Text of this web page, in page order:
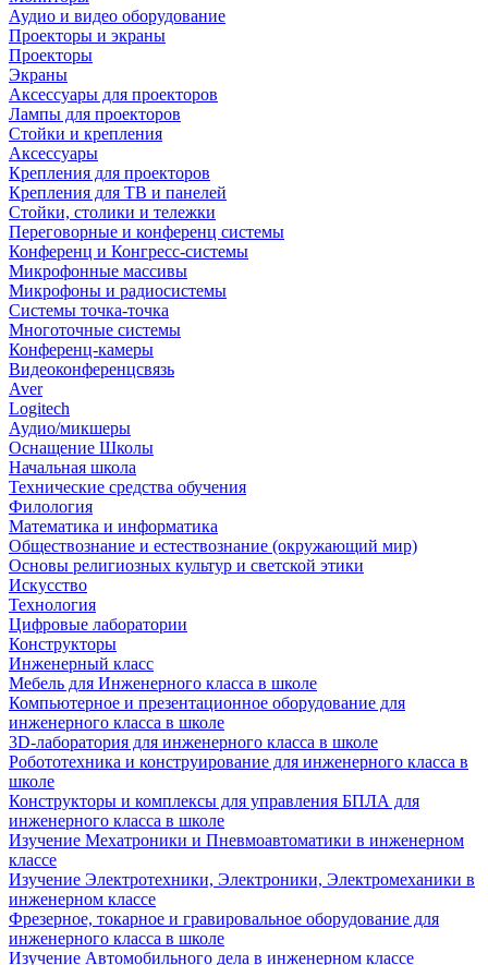
Аудио и видео оборудование
Проекторы и экраны
Проекторы
Экраны
Аксессуары для проекторов
Лампы для проекторов
Стойки и крепления
Аксессуары
Крепления для проекторов
Крепления для ТВ и панелей
Стойки, столики и тележки
Переговорные и конференц системы
Конференц и Конгресс-системы
Микрофонные массивы
Микрофоны и радиосистемы
Системы точка-точка
Многоточные системы
Конференц-камеры
Видеоконференцсвязь
Aver
Logitech
Аудио/микшеры
Оснащение Школы
Начальная школа
Технические средства обучения
Филология
Математика и информатика
Обществознание и естествознание (окружающий мир)
Основы религиозных культур и светской этики
Искусство
Технология
Цифровые лаборатории
Конструкторы
Инженерный класс
Мебель для Инженерного класса в школе
Компьютерное и презентационное оборудование для
инженерного класса в школе
3D-лаборатория для инженерного класса в школе
Робототехника и конструирование для инженерного класса в
школе
Конструкторы и комплексы для управления БПЛА для
инженерного класса в школе
Изучение Мехатроники и Пневмоавтоматики в инженерном
классе
Изучение Электротехники, Электроники, Электромеханики в
инженерном классе
Фрезерное, токарное и гравировальное оборудование для
инженерного класса в школе
Изучение Автомобильного дела в инженерном классе